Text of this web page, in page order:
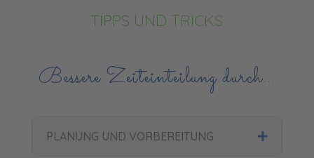
TIPPS UND TRICKS
Bessere Zeiteinteilung durch…
PLANUNG UND VORBEREITUNG